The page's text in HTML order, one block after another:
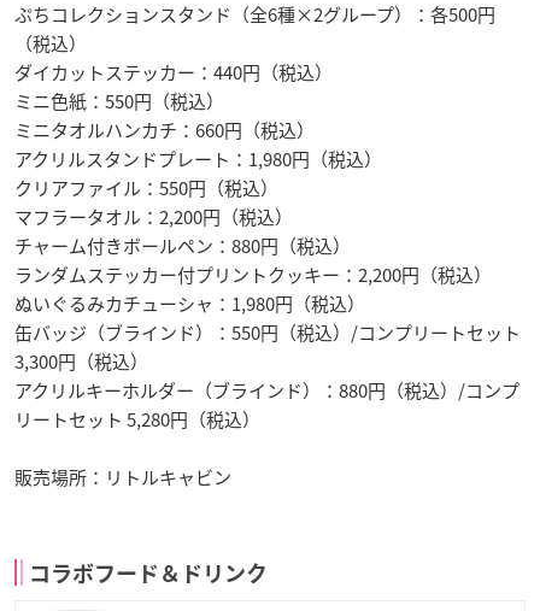
ぷちコレクションスタンド（全6種×2グループ）：各500円
（税込）
ダイカットステッカー：440円（税込）
ミニ色紙：550円（税込）
ミニタオルハンカチ：660円（税込）
アクリルスタンドプレート：1,980円（税込）
クリアファイル：550円（税込）
マフラータオル：2,200円（税込）
チャーム付きボールペン：880円（税込）
ランダムステッカー付プリントクッキー：2,200円（税込）
ぬいぐるみカチューシャ：1,980円（税込）
缶バッジ（ブラインド）：550円（税込）/コンプリートセット
3,300円（税込）
アクリルキーホルダー（ブラインド）：880円（税込）/コンプ
リートセット 5,280円（税込）
販売場所：リトルキャビン
コラボフード＆ドリンク